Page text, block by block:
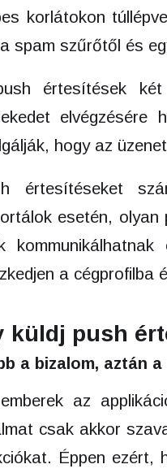
korlátokon
spam szűrőtől és
értesítések két
hogy az
értesítéseket
esetén,
a cégprofilba
küldj push
a bizalom, aztán a
az
csak akkor
Éppen ezért,